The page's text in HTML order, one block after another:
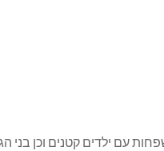
עם ילדים קטנים וכן בני